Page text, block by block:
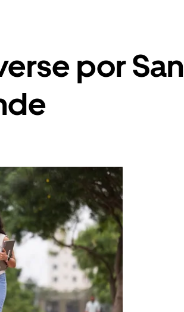
por San